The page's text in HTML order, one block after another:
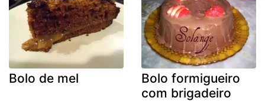
Bolo de mel
Bolo formigueiro
com brigadeiro